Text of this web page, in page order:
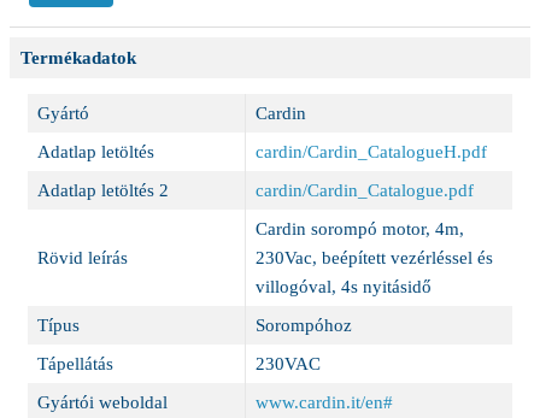
Termékadatok
Gyártó
Cardin
Adatlap letöltés
cardin/Cardin_CatalogueH.pdf
Adatlap letöltés 2
cardin/Cardin_Catalogue.pdf
Rövid leírás
Cardin sorompó motor, 4m,
230Vac, beépített vezérléssel és
villogóval, 4s nyitásidő
Típus
Sorompóhoz
Tápellátás
230VAC
Gyártói weboldal
www.cardin.it/en#